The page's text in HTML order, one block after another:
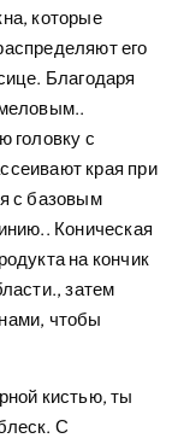
которые
его
Благодаря
головку с
края при
с базовым
Коническая
на кончик
затем
чтобы
кистью, ты
С